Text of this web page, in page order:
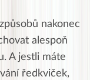
nakonec
alespoň
A jestli máte
ředkviček,